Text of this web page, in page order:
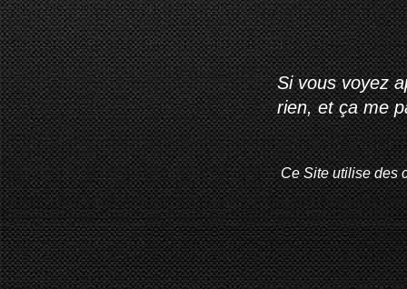
Si vous voyez
rien, et ça me
Ce Site utilise des